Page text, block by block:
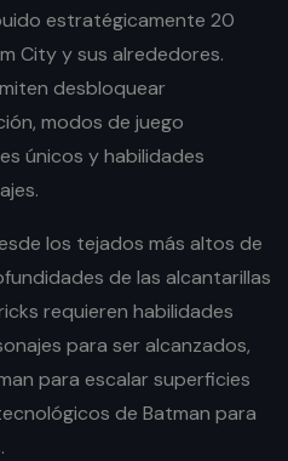
estratégicamente 20
City y sus alrededores.
desbloquear
modos de juego
únicos y habilidades
los tejados más altos de
de las alcantarillas
requieren habilidades
para ser alcanzados,
para escalar superficies
de Batman para